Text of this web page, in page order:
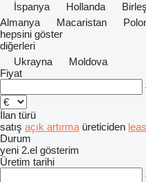
İspanya
Hollanda
Almanya
Macaristan
hepsini göster
diğerleri
Ukrayna
Moldova
Fiyat
İlan türü
satış açık artırma üreticiden
Durum
yeni 2.el gösterim
Üretim tarihi